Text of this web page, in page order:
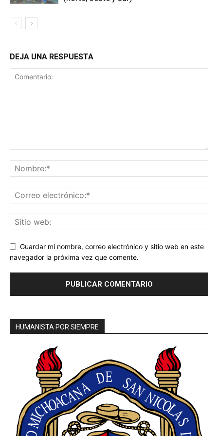
DEJA UNA RESPUESTA
Guardar mi nombre, correo electrónico y sitio web en este
navegador la próxima vez que comente.
HUMANISTA POR SIEMPRE